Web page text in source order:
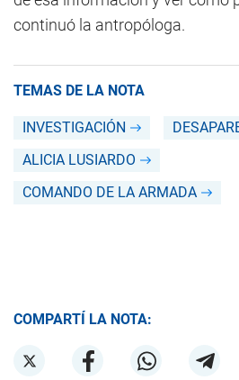
continuó la antropóloga.
TEMAS DE LA NOTA
INVESTIGACIÓN
ALICIA LUSIARDO
COMANDO DE LA ARMADA
COMPARTÍ LA NOTA: